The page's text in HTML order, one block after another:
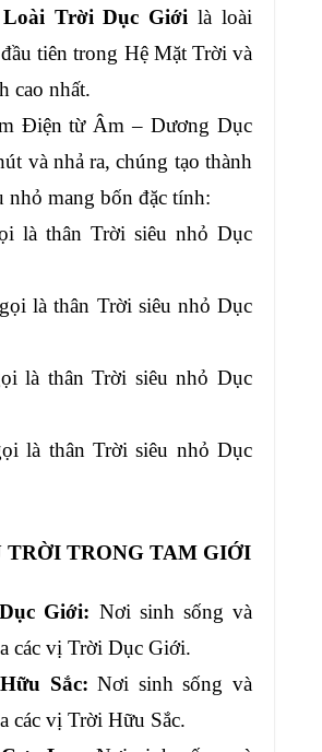
Loài Trời Dục Giới là loài
tiên trong Hệ Mặt Trời và
cao nhất.
Điện từ Âm – Dương Dục
và nhả ra, chúng tạo thành
nhỏ mang bốn đặc tính:
là thân Trời siêu nhỏ Dục
là thân Trời siêu nhỏ Dục
là thân Trời siêu nhỏ Dục
là thân Trời siêu nhỏ Dục
TRỜI TRONG TAM GIỚI
Giới: Nơi sinh sống và
các vị Trời Dục Giới.
Sắc: Nơi sinh sống và
các vị Trời Hữu Sắc.